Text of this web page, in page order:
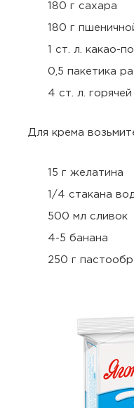
180 г сахара
180 г
1 ст. л. какао-
0,5 пакетика
4 ст. л.
Для крема
15 г желатина
1/4 стакана
500 мл сливок
4-5 банана
250 г